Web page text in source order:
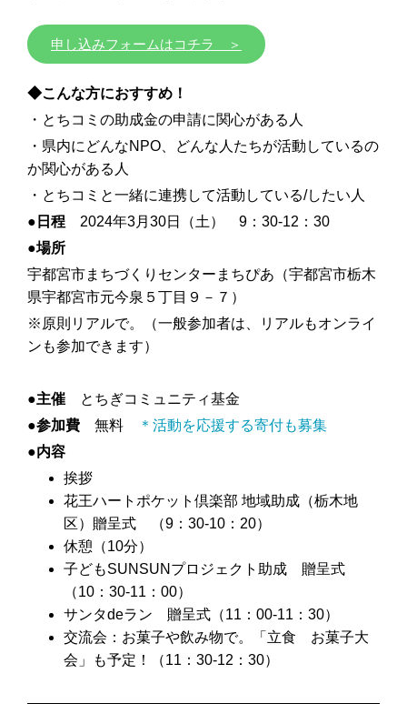
申し込みフォームはコチラ ＞
◆こんな方におすすめ！
・とちコミの助成金の申請に関心がある人
・県内にどんなNPO、どんな人たちが活動しているの
か関心がある人
・とちコミと一緒に連携して活動している/したい人
●日程 2024年3月30日（土） 9：30-12：30
●場所
宇都宮市まちづくりセンターまちぴあ（宇都宮市栃木
県宇都宮市元今泉５丁目９－７）
※原則リアルで。（一般参加者は、リアルもオンライ
ンも参加できます）
●主催 とちぎコミュニティ基金
●参加費 無料
＊活動を応援する寄付も募集
●内容
挨拶
花王ハートポケット倶楽部 地域助成（栃木地
区）贈呈式 （9：30-10：20）
休憩（10分）
子どもSUNSUNプロジェクト助成 贈呈式
（10：30-11：00）
サンタdeラン 贈呈式（11：00-11：30）
交流会：お菓子や飲み物で。「立食 お菓子大
会」も予定！（11：30-12：30）